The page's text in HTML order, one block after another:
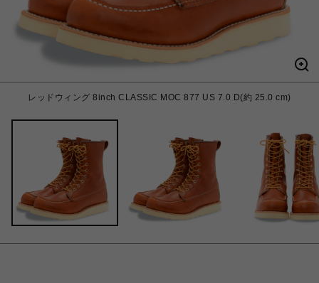
レッドウィング 8inch CLASSIC MOC 877 US 7.0 D(約 25.0 cm)